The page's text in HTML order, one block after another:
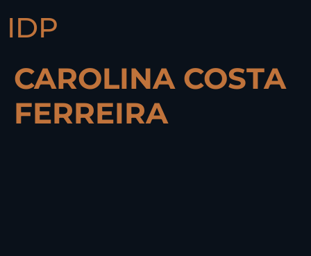
IDP
CAROLINA COSTA
FERREIRA